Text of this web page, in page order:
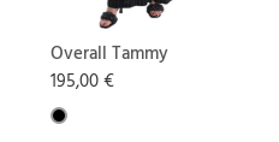
Overall Tammy
195,00 €